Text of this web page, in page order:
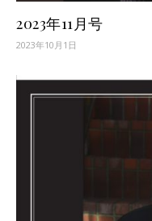
2023年11月号
2023年10月1日